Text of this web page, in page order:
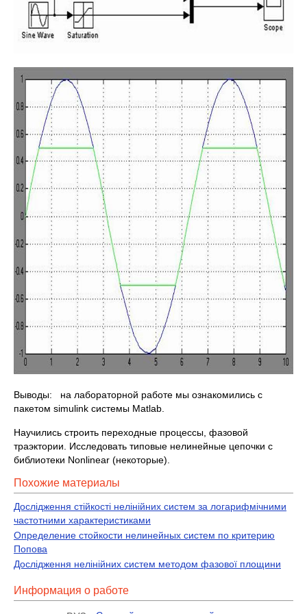
Выводы: на лабораторной работе мы ознакомились с
пакетом simulink системы Matlab.
Научились строить переходные процессы, фазовой
траэктории. Исследовать типовые нелинейные цепочки с
библиотеки Nonlinear (некоторые).
Похожие материалы
Дослідження стійкості нелінійних систем за логарифмічними
частотними характеристиками
Определение стойкости нелинейных систем по критерию
Попова
Дослідження нелінійних систем методом фазової площини
Информация о работе